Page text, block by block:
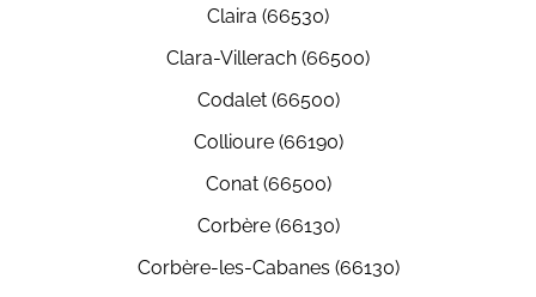
Claira (66530)
Clara-Villerach (66500)
Codalet (66500)
Collioure (66190)
Conat (66500)
Corbère (66130)
Corbère-les-Cabanes (66130)